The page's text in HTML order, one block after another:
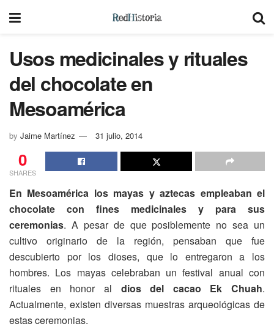
Usos medicinales y rituales
del chocolate en
Mesoamérica
by Jaime Martínez 31 julio, 2014
0
SHARES
En Mesoamérica los mayas y aztecas empleaban el
chocolate con fines medicinales y para sus
ceremonias. A pesar de que posiblemente no sea un
cultivo originario de la región, pensaban que fue
descubierto por los dioses, que lo entregaron a los
hombres. Los mayas celebraban un festival anual con
rituales en honor al dios del cacao Ek Chuah.
Actualmente, existen diversas muestras arqueológicas de
estas ceremonias.